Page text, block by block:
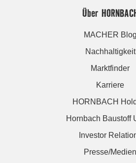
Über
MACHER Blog
Nachhaltigkeit
Marktfinder
Karriere
HORNBACH
Hornbach Baustoff
Investor
Presse/Medien